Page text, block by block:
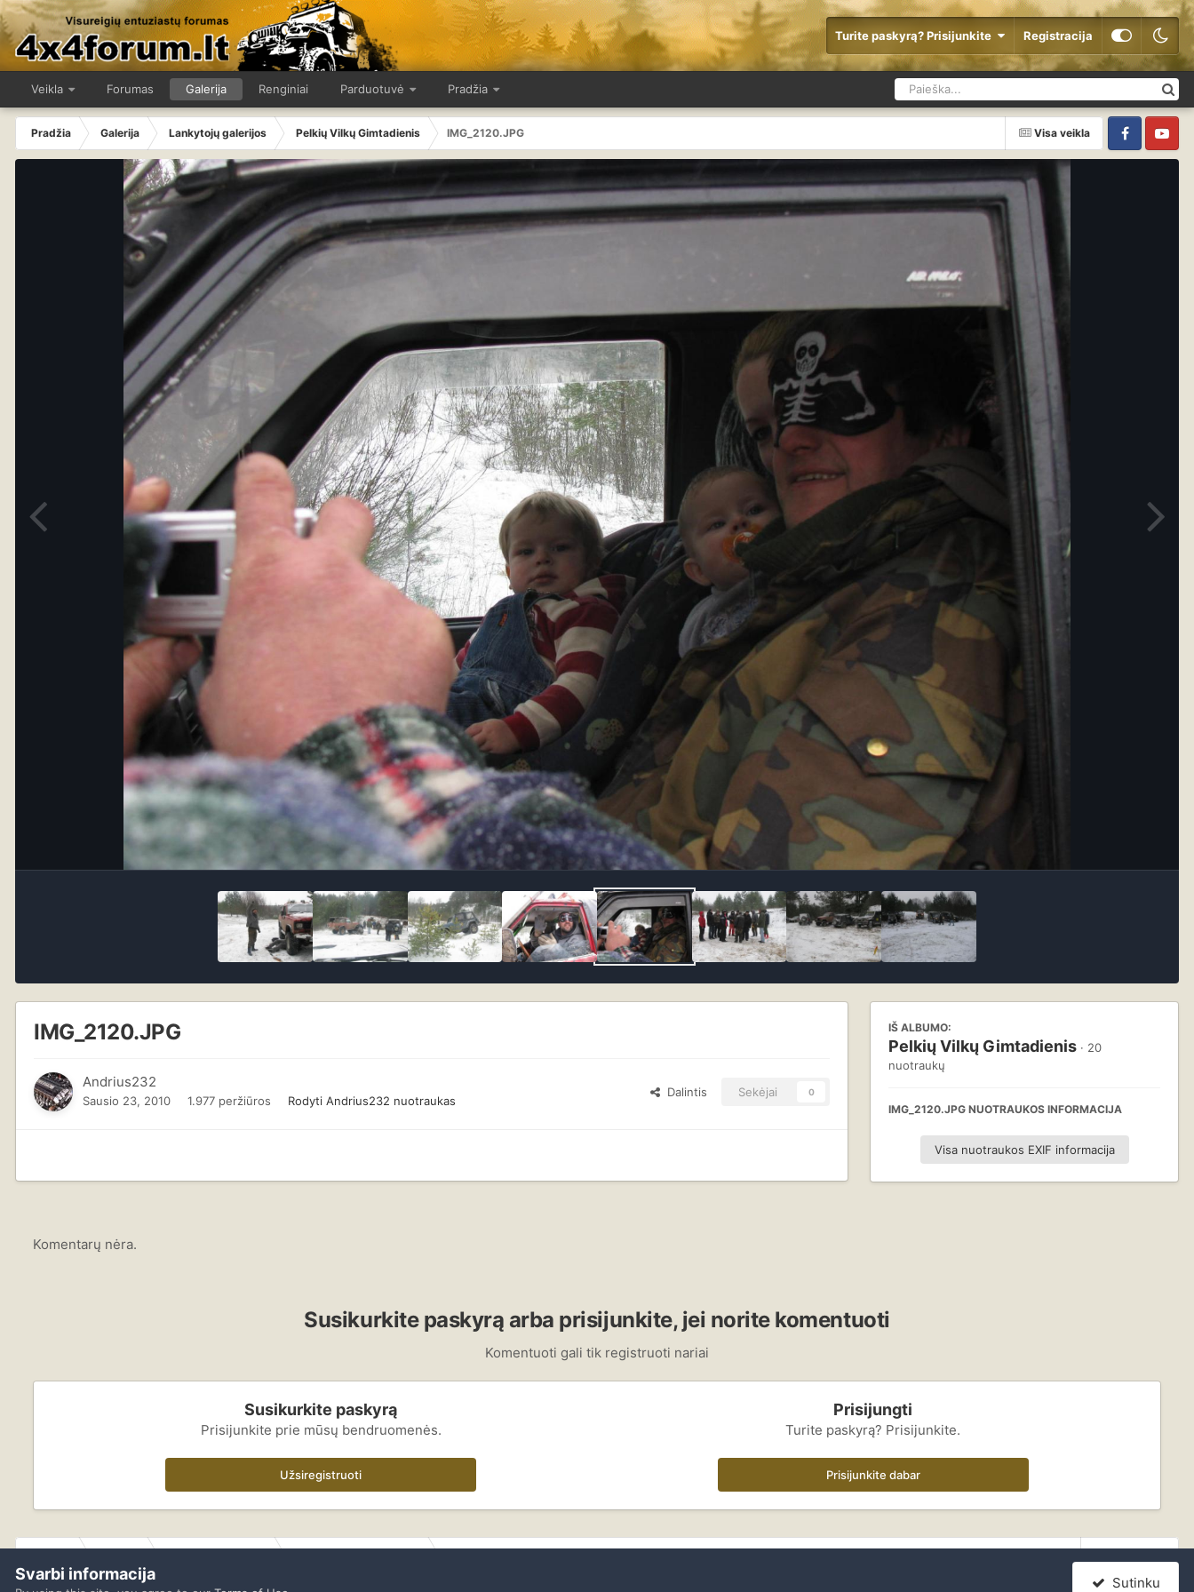
Turite paskyrą? Prisijunkite Registracija
Veikla Forumas Galerija Renginiai Parduotuvė Pradžia
Visa veikla
Pradžia Galerija Lankytojų galerijos Pelkių Vilkų Gimtadienis IMG_2120.JPG
FacebookYouTube
IMG_2120.JPG
Andrius232
Sausio 23, 2010 1.977 peržiūros Rodyti Andrius232 nuotraukas
Dalintis Sekėjai 0
IŠ ALBUMO:
Pelkių Vilkų Gimtadienis · 20
nuotraukų
IMG_2120.JPG NUOTRAUKOS INFORMACIJA
Visa nuotraukos EXIF informacija
Komentarų nėra.
Susikurkite paskyrą arba prisijunkite, jei norite komentuoti
Komentuoti gali tik registruoti nariai
Susikurkite paskyrą
Prisijunkite prie mūsų bendruomenės.
Užsiregistruoti
Prisijungti
Turite paskyrą? Prisijunkite.
Prisijunkite dabar
Svarbi informacija Sutinku